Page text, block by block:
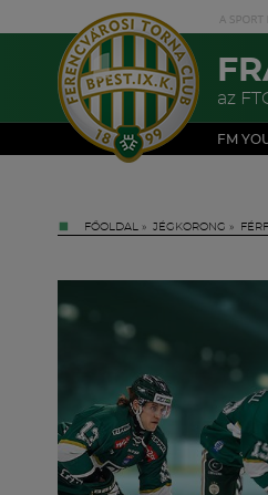
az
FM
FŐOLDAL » JÉGKORONG »